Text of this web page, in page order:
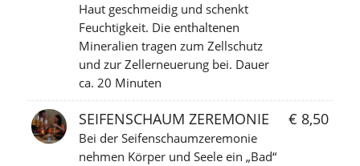
Haut geschmeidig und schenkt
Feuchtigkeit. Die enthaltenen
Mineralien tragen zum Zellschutz
und zur Zellerneuerung bei. Dauer
ca. 20 Minuten
SEIFENSCHAUM ZEREMONIE € 8,50
Bei der Seifenschaumzeremonie
nehmen Körper und Seele ein „Bad“